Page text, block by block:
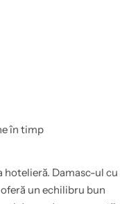
în timp
hotelieră. Damasc-ul cu
un echilibru bun